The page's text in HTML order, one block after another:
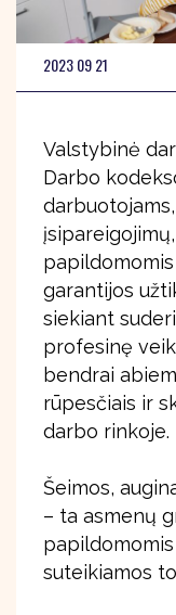
2023 09 21
Valstybinė
Darbo
garantijos
siekiant
profesinę
bendrai
rūpesčiais ir
darbo rinkoje.
Šeimos,
– ta asmenų
suteikiamos